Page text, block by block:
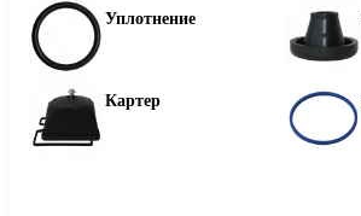
Уплотнение
Картер